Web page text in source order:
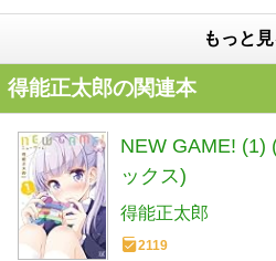
もっと
得能正太郎の関連本
NEW GAME! (1)
ックス)
得能正太郎
2119